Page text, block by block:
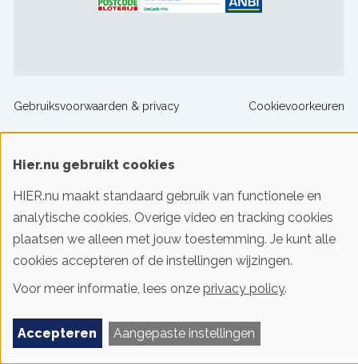
Footer
Gebruiksvoorwaarden & privacy Cookievoorkeuren
© 2016-2026 Klimaatstichting HIER
Iedereen slim met energie. HIER helpt je!
Hier.nu gebruikt cookies
HIER.nu maakt standaard gebruik van functionele en
analytische cookies. Overige video en tracking cookies
plaatsen we alleen met jouw toestemming. Je kunt alle
cookies accepteren of de instellingen wijzingen.
Voor meer informatie, lees onze privacy policy.
Aangepaste instellingen
Accepteren